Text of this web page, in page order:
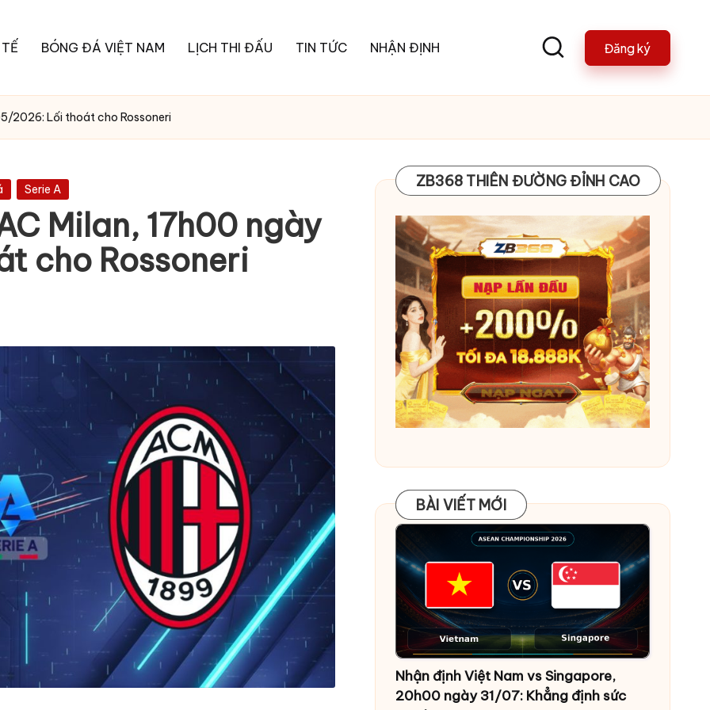
BÓNG ĐÁ VIỆT NAM LỊCH THI ĐẤU TIN TỨC NHẬN ĐỊNH Đăng ký
2026: Lối thoát cho Rossoneri
Serie A
Milan, 17h00 ngày
cho Rossoneri
ZB368 THIÊN ĐƯỜNG ĐỈNH CAO
BÀI VIẾT MỚI
BÀI VIẾT MỚI
Nhận định Việt Nam vs Singapore,
20h00 ngày 31/07: Khẳng định sức